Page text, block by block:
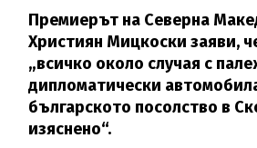
Премиерът на Северна
Християн Мицкоски заяви,
„всичко около случая с
дипломатически
българското посолство в
изяснено“.